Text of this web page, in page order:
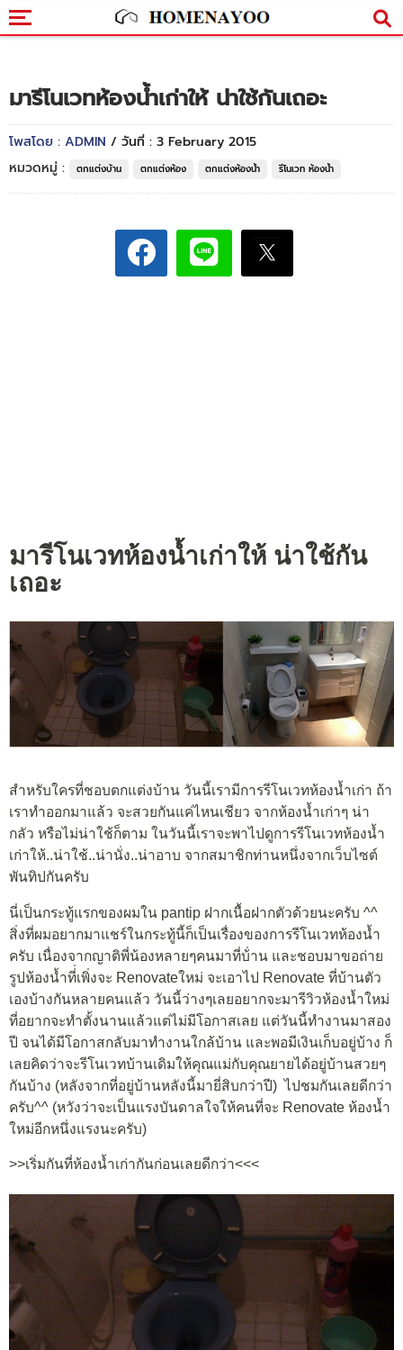
มารีโนเวทห้องน้ำเก่าให้ น่าใช้กันเถอะ
โพสโดย : ADMIN / วันที่ : 3 February 2015
หมวดหมู่ :
ตกแต่งบ้าน ตกแต่งห้อง ตกแต่งห้องน้ำ รีโนเวท ห้องน้ำ
มารีโนเวทห้องน้ำเก่าให้ น่าใช้กัน
เถอะ
สำหรับใครที่ชอบตกแต่งบ้าน วันนี้เรามีการรีโนเวทห้องน้ำเก่า ถ้า
เราทำออกมาแล้ว จะสวยกันแค่ไหนเชียว จากห้องน้ำเก่าๆ น่า
กลัว หรือไม่น่าใช้ก็ตาม ในวันนี้เราจะพาไปดูการรีโนเวทห้องน้ำ
เก่าให้..น่าใช้..น่านั่ง..น่าอาบ จากสมาชิกท่านหนึ่งจากเว็บไซต์
พันทิปกันครับ
นี่เป็นกระทู้แรกของผมใน pantip ฝากเนื้อฝากตัวด้วยนะครับ ^^
สิ่งที่ผมอยากมาแชร์ในกระทู้นี้ก็เป็นเรื่องของการรีโนเวทห้องน้ำ
ครับ เนื่องจากญาติพี่น้องหลายๆคนมาที่บ้่าน และชอบมาขอถ่าย
รูปห้องน้ำที่่เพิ่งจะ Renovateใหม่ จะเอาไป Renovate ที่บ้านตัว
เองบ้างกันหลายคนแล้ว วันนี้ว่างๆเลยอยากจะมารีวิวห้องน้ำใหม่
ที่อยากจะทำตั้งนานแล้วแต่ไม่มีโอกาสเลย แต่วันนี้ทำงานมาสอง
ปี จนได้มีโอกาสกลับมาทำงานใกล้บ้าน และพอมีเงินเก็บอยู่บ้าง ก็
เลยคิดว่าจะรีโนเวทบ้านเดิมให้คุณแม่กับคุณยายได้อยู่บ้านสวยๆ
กันบ้าง (หลังจากที่อยู่บ้านหลังนี้มายี่สิบกว่าปี) ไปชมกันเลยดีกว่า
ครับ^^ (หวังว่าจะเป็นแรงบันดาลใจให้คนที่จะ Renovate ห้องน้ำ
ใหม่อีกหนึ่งแรงนะครับ)
>>เริ่มกันที่ห้องน้ำเก่ากันก่อนเลยดีกว่า<<<